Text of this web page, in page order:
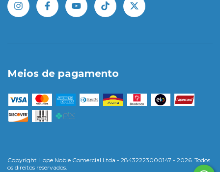
Meios de pagamento
Copyright Hope Noble Comercial Ltda - 28432223000147 - 2026. Todos
os direitos reservados.